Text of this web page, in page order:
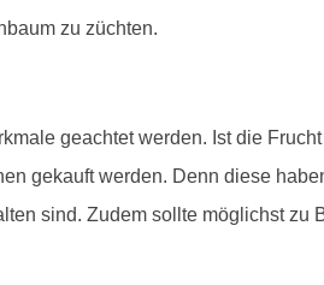
zu züchten.
geachtet werden. Ist die
gekauft werden. Denn diese
sind. Zudem sollte möglichst